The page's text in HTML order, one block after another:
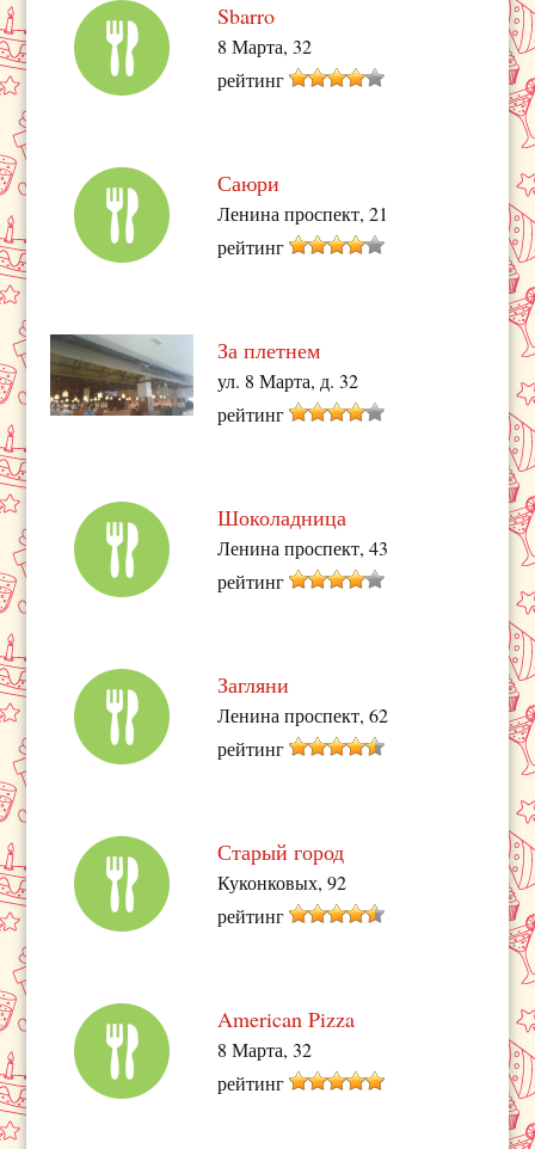
Sbarro
8 Марта, 32
рейтинг
Саюри
Ленина проспект, 21
рейтинг
За плетнем
ул. 8 Марта, д. 32
рейтинг
Шоколадница
Ленина проспект, 43
рейтинг
Загляни
Ленина проспект, 62
рейтинг
Старый город
Куконковых, 92
рейтинг
American Pizza
8 Марта, 32
рейтинг